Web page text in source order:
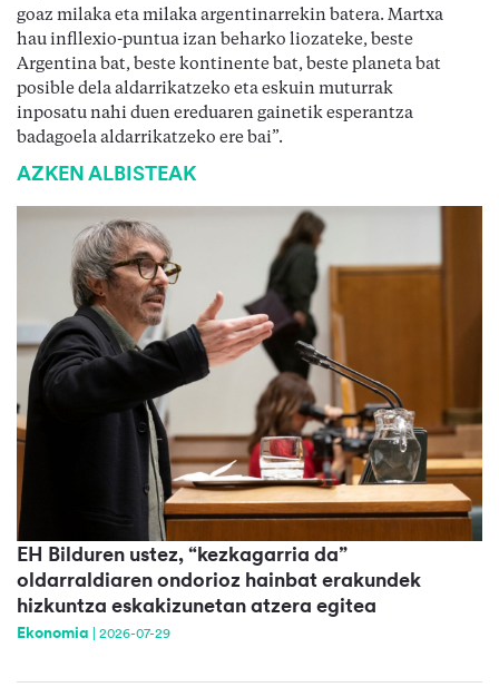
goaz milaka eta milaka argentinarrekin batera. Martxa
hau infllexio-puntua izan beharko liozateke, beste
Argentina bat, beste kontinente bat, beste planeta bat
posible dela aldarrikatzeko eta eskuin muturrak
inposatu nahi duen ereduaren gainetik esperantza
badagoela aldarrikatzeko ere bai”.
AZKEN ALBISTEAK
EH Bilduren ustez, “kezkagarria da”
oldarraldiaren ondorioz hainbat erakundek
hizkuntza eskakizunetan atzera egitea
Ekonomia 2026-07-29